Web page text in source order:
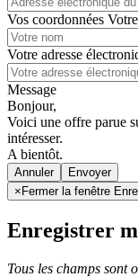
Vos coordonnées
Votre adresse
Message
Bonjour,
Voici une offre parue
intéresser.
A bientôt.
Annuler
× Fermer la fenêtre
Enregistrer
Tous les champs sont